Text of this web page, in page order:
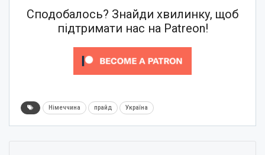
Сподобалось? Знайди хвилинку, щоб
підтримати нас на Patreon!
Німеччина прайд Україна